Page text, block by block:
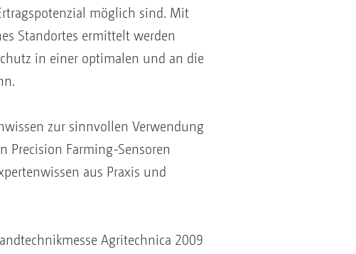
möglich sind. Mit
Standortes ermittelt werden
in einer optimalen und an die
zur sinnvollen Verwendung
Precision Farming-Sensoren
aus Praxis und
Agritechnica 2009